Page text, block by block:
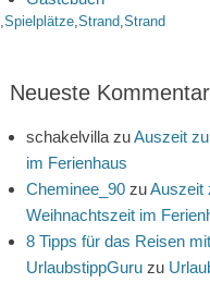
,Spielplätze,Strand,Strand
Neueste
schakelvilla zuAuszeit
im Ferienhaus
Cheminee_90 zuAuszeit
Weihnachtszeit im
8 Tipps für das Reisen
UrlaubstippGuru zu